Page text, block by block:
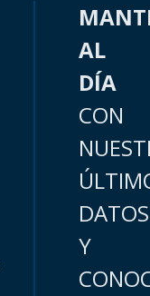
AL
DÍA
CON
DATOS
Y